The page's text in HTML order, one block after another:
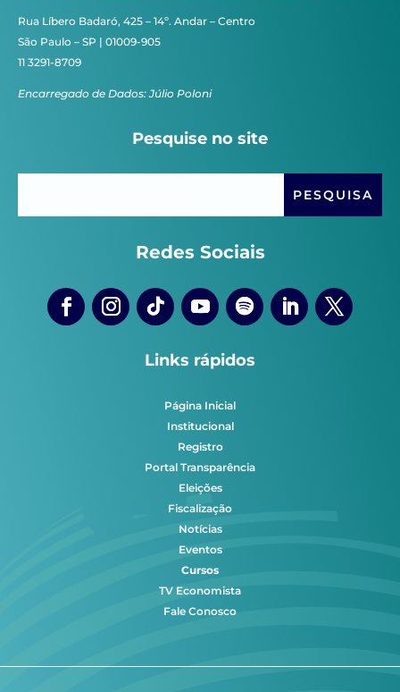
Rua Líbero Badaró, 425 – 14º. Andar – Centro
São Paulo – SP | 01009-905
11 3291-8709
Encarregado de Dados: Júlio Poloni
Pesquise no site
Redes Sociais
Links rápidos
Página Inicial
Institucional
Registro
Portal Transparência
Eleições
Fiscalização
Notícias
Eventos
Cursos
TV Economista
Fale Conosco